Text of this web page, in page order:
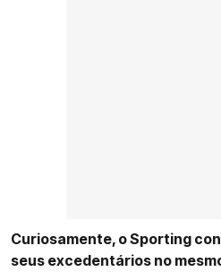
Curiosamente, o Sporting
seus excedentários no